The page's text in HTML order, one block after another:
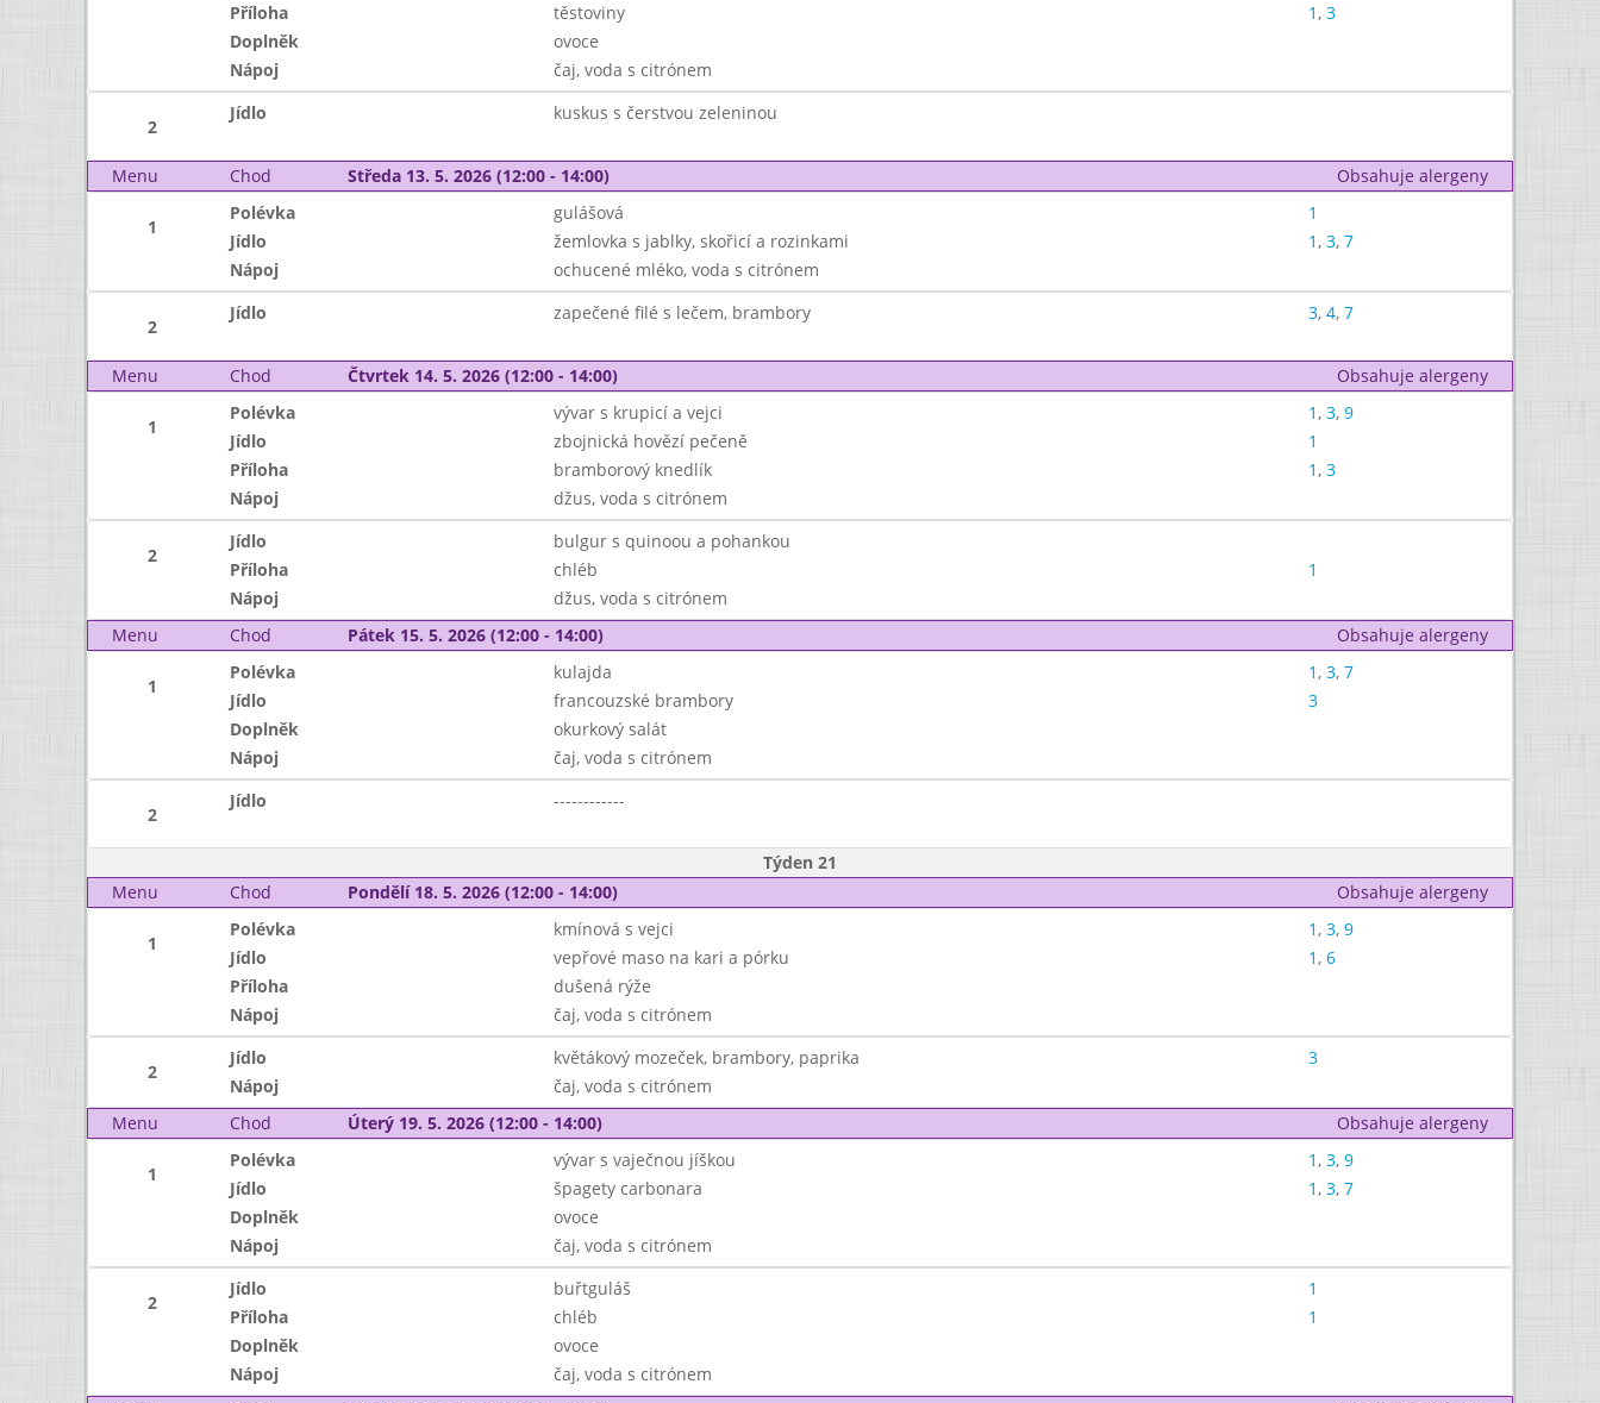
Příloha
těstoviny 1, 3
Doplněk
ovoce
Nápoj
čaj, voda s citrónem
2
Jídlo kuskus s čerstvou zeleninou
Menu Chod Středa 13. 5. 2026 (12:00 - 14:00) Obsahuje alergeny
1
Polévka gulášová
1
Jídlo
žemlovka s jablky, skořicí a rozinkami 1, 3, 7
Nápoj
ochucené mléko, voda s citrónem
2
Jídlo zapečené filé s lečem, brambory 3, 4, 7
Menu Chod Čtvrtek 14. 5. 2026 (12:00 - 14:00) Obsahuje alergeny
1
Polévka vývar s krupicí a vejci 1, 3, 9
Jídlo
zbojnická hovězí pečeně
1
Příloha
bramborový knedlík 1, 3
Nápoj
džus, voda s citrónem
2
Jídlo
bulgur s quinoou a pohankou
Příloha
chléb
1
Nápoj
džus, voda s citrónem
Menu
Chod Pátek 15. 5. 2026 (12:00 - 14:00) Obsahuje alergeny
1
Polévka kulajda 1, 3, 7
Jídlo
francouzské brambory
3
Doplněk
okurkový salát
Nápoj
čaj, voda s citrónem
2
Jídlo ------------
Týden 21
Menu
Chod Pondělí 18. 5. 2026 (12:00 - 14:00) Obsahuje alergeny
1
Polévka kmínová s vejci 1, 3, 9
Jídlo
vepřové maso na kari a pórku 1, 6
Příloha
dušená rýže
Nápoj
čaj, voda s citrónem
2
Jídlo květákový mozeček, brambory, paprika
3
Nápoj
čaj, voda s citrónem
Menu
Chod Úterý 19. 5. 2026 (12:00 - 14:00) Obsahuje alergeny
1
Polévka vývar s vaječnou jíškou 1, 3, 9
Jídlo
špagety carbonara 1, 3, 7
Doplněk
ovoce
Nápoj
čaj, voda s citrónem
2
Jídlo buřtguláš
1
Příloha
chléb
1
Doplněk
ovoce
Nápoj
čaj, voda s citrónem